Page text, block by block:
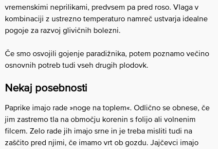
vremenskimi neprilikami, predvsem pa pred roso. Vlaga v
kombinaciji z ustrezno temperaturo namreč ustvarja idealne
pogoje za razvoj glivičnih bolezni.
Če smo osvojili gojenje paradižnika, potem poznamo večino
osnovnih potreb tudi vseh drugih plodovk.
Nekaj posebnosti
Paprike imajo rade »noge na toplem«. Odlično se obnese, če
jim zastremo tla na območju korenin s folijo ali volnenim
filcem. Zelo rade jih imajo srne in je treba misliti tudi na
zaščito pred njimi, če imamo vrt ob gozdu. Jajčevci imajo